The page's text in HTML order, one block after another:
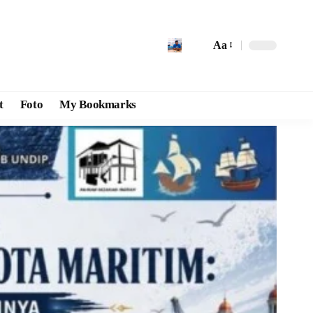
Aa
Foto My Bookmarks